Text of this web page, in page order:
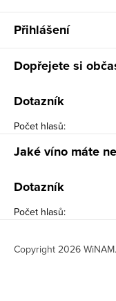
Přihlášení
Dopřejete si
Dotazník
Počet hlasů:
Jaké víno máte
Dotazník
Počet hlasů:
Copyright 2026